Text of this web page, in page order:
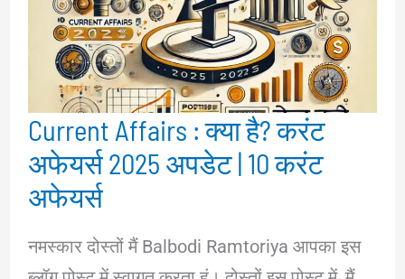
Current Affairs : क्या है? करंट
अफेयर्स 2025 अपडेट | 10 करंट
अफेयर्स
नमस्कार दोस्तों मैं Balbodi Ramtoriya आपका इस